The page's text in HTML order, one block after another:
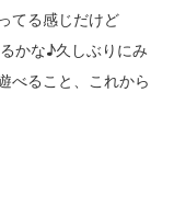
てる感じだけど
かな♪久しぶりにみ
べること、これから